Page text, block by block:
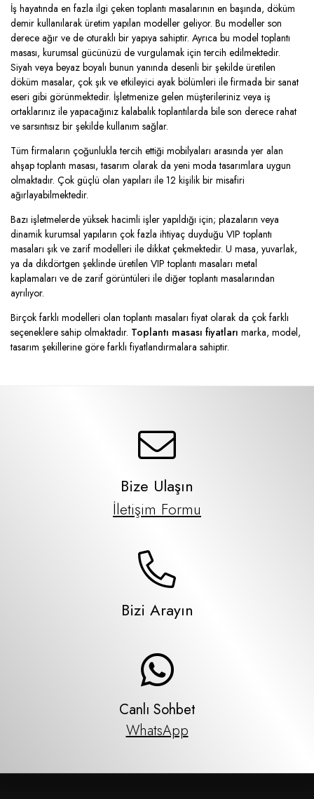
İş hayatında en fazla ilgi çeken toplantı masalarının en başında, döküm
demir kullanılarak üretim yapılan modeller geliyor. Bu modeller son
derece ağır ve de oturaklı bir yapıya sahiptir. Ayrıca bu model toplantı
masası, kurumsal gücünüzü de vurgulamak için tercih edilmektedir.
Siyah veya beyaz boyalı bunun yanında desenli bir şekilde üretilen
döküm masalar, çok şık ve etkileyici ayak bölümleri ile firmada bir sanat
eseri gibi görünmektedir. İşletmenize gelen müşterileriniz veya iş
ortaklarınız ile yapacağınız kalabalık toplantılarda bile son derece rahat
ve sarsıntısız bir şekilde kullanım sağlar.
Tüm firmaların çoğunlukla tercih ettiği mobilyaları arasında yer alan
ahşap toplantı masası, tasarım olarak da yeni moda tasarımlara uygun
olmaktadır. Çok güçlü olan yapıları ile 12 kişilik bir misafiri
ağırlayabilmektedir.
Bazı işletmelerde yüksek hacimli işler yapıldığı için; plazaların veya
dinamik kurumsal yapıların çok fazla ihtiyaç duyduğu VIP toplantı
masaları şık ve zarif modelleri ile dikkat çekmektedir. U masa, yuvarlak,
ya da dikdörtgen şeklinde üretilen VIP toplantı masaları metal
kaplamaları ve de zarif görüntüleri ile diğer toplantı masalarından
ayrılıyor.
Birçok farklı modelleri olan toplantı masaları fiyat olarak da çok farklı
seçeneklere sahip olmaktadır. Toplantı masası fiyatları marka, model,
tasarım şekillerine göre farklı fiyatlandırmalara sahiptir.
Bize Ulaşın
İletişim Formu
Bizi Arayın
Canlı Sohbet
WhatsApp